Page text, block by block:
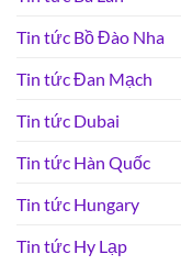
Tin tức Bồ Đào Nha
Tin tức Đan Mạch
Tin tức Dubai
Tin tức Hàn Quốc
Tin tức Hungary
Tin tức Hy Lạp